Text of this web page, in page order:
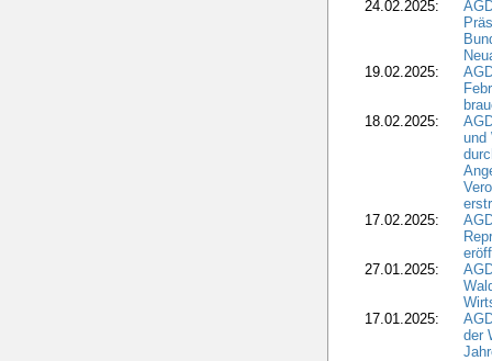
24.02.2025:
19.02.2025:
18.02.2025:
und
17.02.2025:
27.01.2025:
17.01.2025:
der